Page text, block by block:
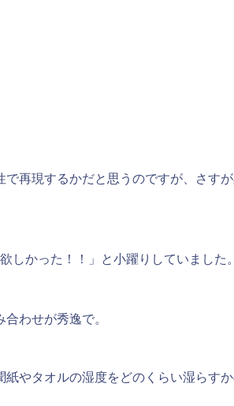
再現するかだと思うのですが、さす
しかった！！」と小躍りしていました。
わせが秀逸で。
やタオルの湿度をどのくらい湿らす